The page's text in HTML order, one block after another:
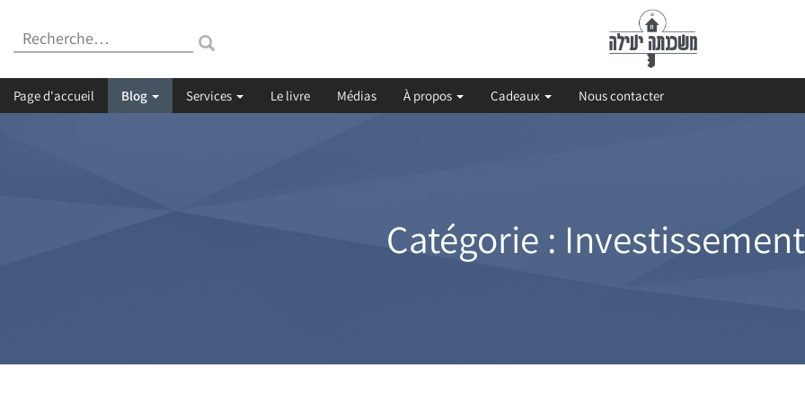
Recherche
Page d'accueil Blog Services Le livre Médias À propos Cadeaux Nous contacter
Catégorie :